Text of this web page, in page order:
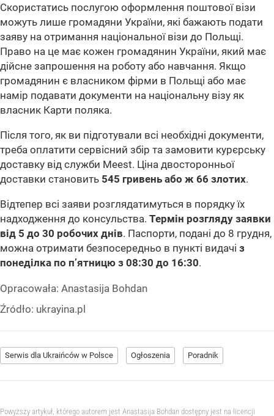
Скористатись послугою оформлення поштової візи
можуть лише громадяни України, які бажають подати
заяву на отримання національної візи до Польщі.
Право на це має кожен громадянин України, який має
дійсне запрошення на роботу або навчання. Якщо
громадянин є власником фірми в Польщі або має
намір подавати документи на національну візу як
власник Карти поляка.
Після того, як ви підготували всі необхідні документи,
треба оплатити сервісний збір та замовити курєрську
доставку від служби Meest. Ціна двосторонньої
доставки становить 545 гривень або ж 66 злотих.
Відтепер всі заяви розглядатимуться в порядку їх
надходження до консульства. Термін розгляду заявки
від 5 до 30 робочих днів. Паспорти, подані до 8 грудня,
можна отримати безпосередньо в пункті видачі з
понеділка по п’ятницю з 08:30 до 16:30.
Opracowała: Anastasija Bohdan
Źródło: ukrayina.pl
Serwis dla Ukraińców w Polsce Ogłoszenia Poradnik
Powyższy artykuł, którego autorem jest Anastasija Bohdan dostępny jest na licencji